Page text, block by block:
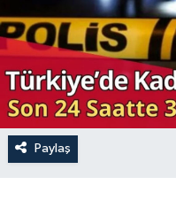
Paylaş
DÜNYA
ROPORTAJ
MAGAZİN